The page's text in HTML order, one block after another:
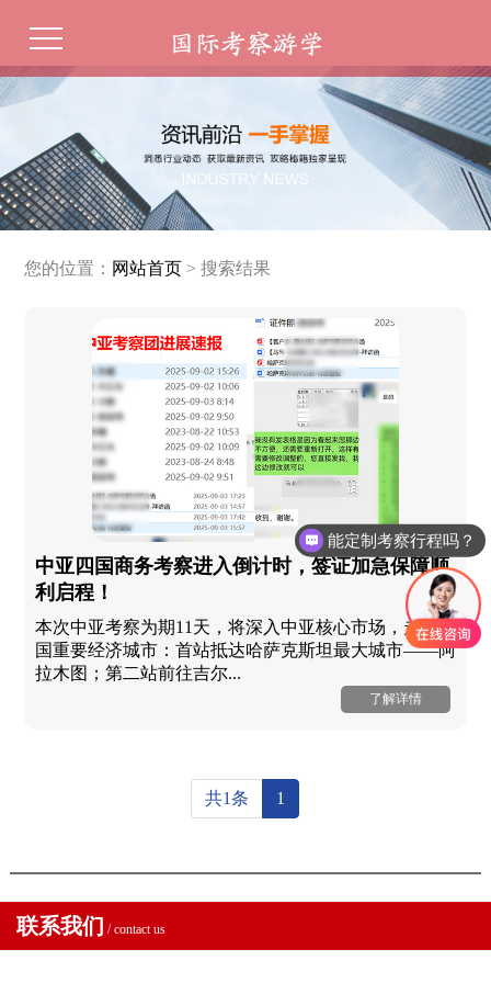
您的位置： 网站首页> 搜索结果
中亚四国商务考察进入倒计时，签证加急保障顺
利启程！
本次中亚考察为期11天，将深入中亚核心市场，走访四
国重要经济城市：首站抵达哈萨克斯坦最大城市——阿
拉木图；第二站前往吉尔...
了解详情
共1条 1
联系我们 / contact us
能定制考察行程吗？